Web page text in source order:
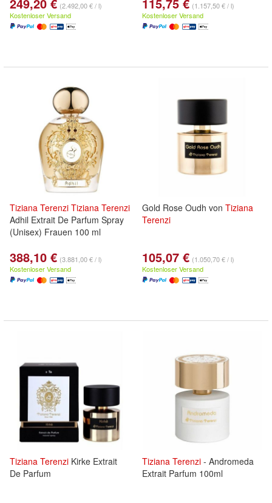
(2.492,00 € / l)
Kostenloser Versand
(1.157,50 € / l)
Kostenloser Versand
Tiziana Terenzi Tiziana Terenzi
Adhil Extrait De Parfum Spray
(Unisex) Frauen 100 ml
388,10 € (3.881,00 € / l)
Kostenloser Versand
Gold Rose Oudh von Tiziana
Terenzi
105,07 € (1.050,70 € / l)
Kostenloser Versand
Tiziana Terenzi Kirke Extrait
De Parfum
Tiziana Terenzi - Andromeda
Extrait Parfum 100ml